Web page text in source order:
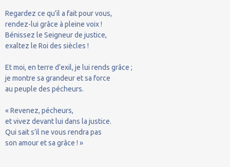
Regardez ce qu’il a fait pour vous,
rendez-lui grâce à pleine voix !
Bénissez le Seigneur de justice,
exaltez le Roi des siècles !
Et moi, en terre d’exil, je lui rends grâce ;
je montre sa grandeur et sa force
au peuple des pécheurs.
« Revenez, pécheurs,
et vivez devant lui dans la justice.
Qui sait s’il ne vous rendra pas
son amour et sa grâce ! »